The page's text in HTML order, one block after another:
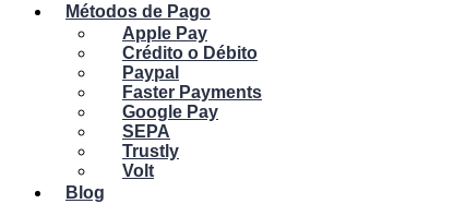
Métodos de Pago
Apple Pay
Crédito o Débito
Paypal
Faster Payments
Google Pay
SEPA
Trustly
Volt
Blog